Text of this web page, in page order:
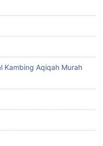
Kambing Aqiqah Murah